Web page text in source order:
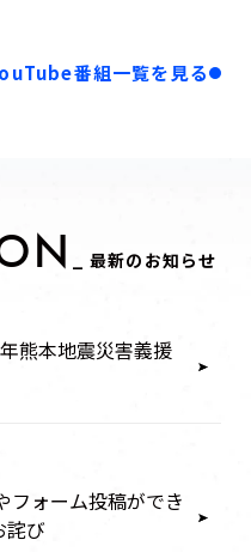
番組一覧を見る
_ 最新のお知らせ
熊本地震災害義援
フォーム投稿ができ
詫び